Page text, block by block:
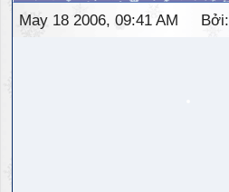
May 18 2006, 09:41 AM Bởi: